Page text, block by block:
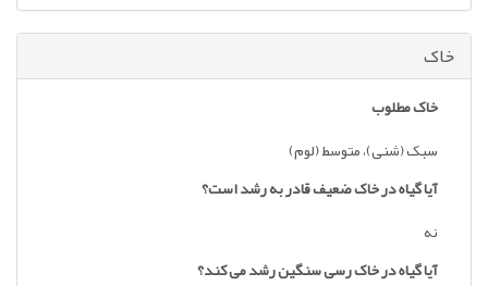
خاک
خاک مطلوب
سبک (شنی)، متوسط (لوم)
آیا گیاه در خاک ضعیف قادر به رشد است؟
نه
آیا گیاه در خاک رسی سنگین رشد می کند؟